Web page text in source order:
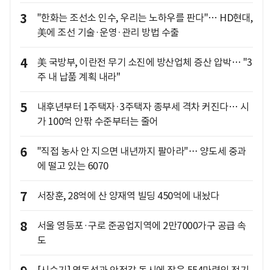
3
"한화는 조선소 인수, 우리는 노하우를 판다"… HD현대,
美에 조선 기술·운영·관리 방법 수출
4
美 국방부, 이란전 무기 소진에 방산업체 증산 압박… "3
주 내 납품 계획 내라"
5
내후년부터 1주택자·3주택자 종부세 격차 커진다… 시
가 100억 안팎 수준부터는 줄어
6
"직접 농사 안 지으면 내년까지 팔아라"… 양도세 중과
에 떨고 있는 6070
7 서장훈, 28억에 산 양재역 빌딩 450억에 내놨다
8
서울 영등포·구로 준공업지역에 2만7000가구 공급 속
도